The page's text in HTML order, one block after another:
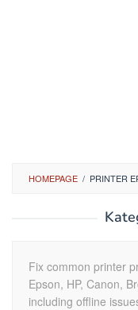
HOMEPAGE / PRINTER
Fix common printer
Epson, HP, Canon,
including offline